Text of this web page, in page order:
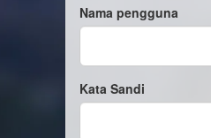
Nama pengguna
Kata Sandi